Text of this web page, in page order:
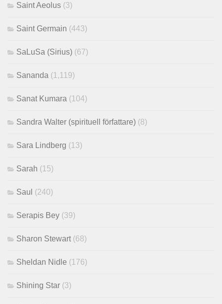
Saint Aeolus (3)
Saint Germain (443)
SaLuSa (Sirius) (67)
Sananda (1,119)
Sanat Kumara (104)
Sandra Walter (spirituell författare) (8)
Sara Lindberg (13)
Sarah (15)
Saul (240)
Serapis Bey (39)
Sharon Stewart (68)
Sheldan Nidle (176)
Shining Star (3)